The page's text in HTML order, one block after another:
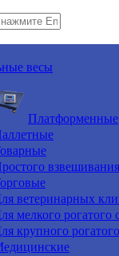
весы
Платформенные
взвешивания
ветеринарных
мелкого рогатого
крупного